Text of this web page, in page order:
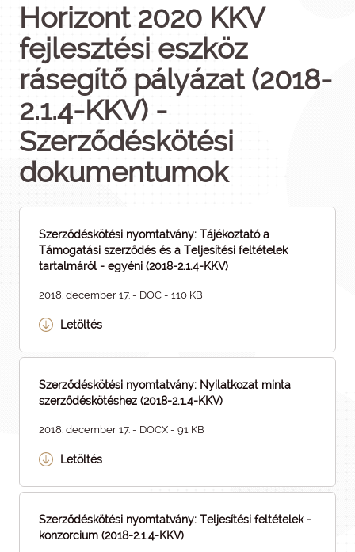
Horizont 2020 KKV
fejlesztési eszköz
rásegítő pályázat (2018-
2.1.4-KKV) -
Szerződéskötési
dokumentumok
Szerződéskötési nyomtatvány: Tájékoztató a
Támogatási szerződés és a Teljesítési feltételek
tartalmáról - egyéni (2018-2.1.4-KKV)
2018. december 17. - DOC - 110 KB
Letöltés
Szerződéskötési nyomtatvány: Nyilatkozat minta
szerződéskötéshez (2018-2.1.4-KKV)
2018. december 17. - DOCX - 91 KB
Letöltés
Szerződéskötési nyomtatvány: Teljesítési feltételek -
konzorcium (2018-2.1.4-KKV)